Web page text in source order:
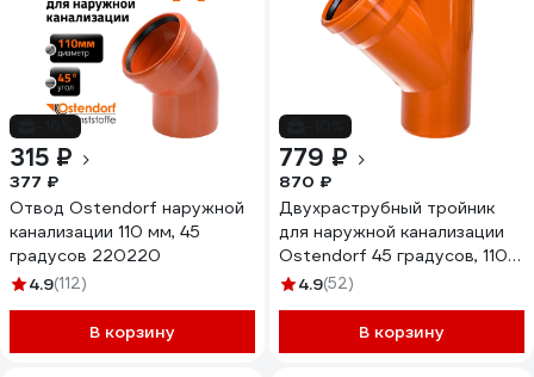
315 ₽
377 ₽
Отвод Ostendorf наружной
канализации 110 мм, 45
градусов 220220
4.9(112)
В корзину
779 ₽
870 ₽
Двухраструбный тройник
для наружной канализации
Ostendorf 45 градусов, 110
мм 220300
4.9(52)
В корзину